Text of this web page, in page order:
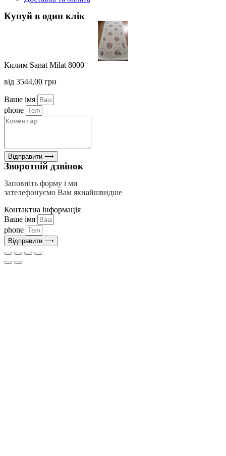
Купуй в один клік
Килим Sanat Milat 8000
від 3544,00 грн
Ваше імя
phone
Відправити ⟶
Зворотній дзвінок
Заповніть форму і ми
зателефонуємо Вам якнайшвидше
Контактна інформація
Ваше імя
phone
Відправити ⟶